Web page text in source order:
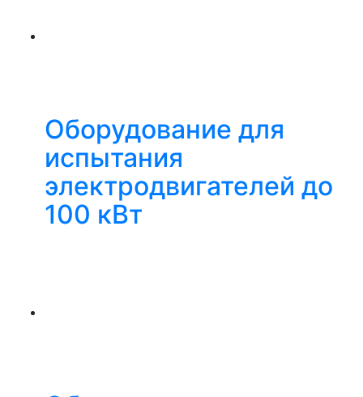
Оборудование для
испытания
электродвигателей до
100 кВт